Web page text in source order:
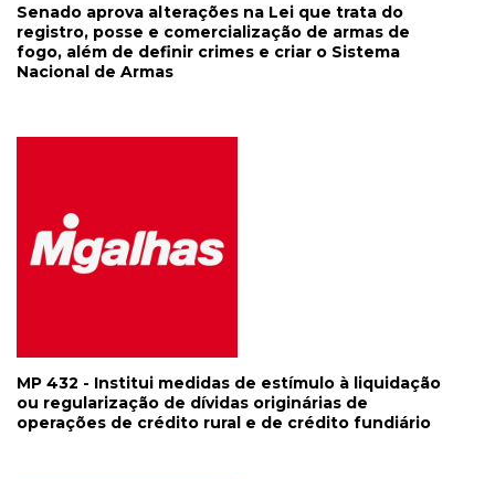
Senado aprova alterações na Lei que trata do
registro, posse e comercialização de armas de
fogo, além de definir crimes e criar o Sistema
Nacional de Armas
MP 432 - Institui medidas de estímulo à liquidação
ou regularização de dívidas originárias de
operações de crédito rural e de crédito fundiário